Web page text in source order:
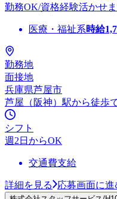
勤務OK/資格経験活かせ
医療・福祉系時給
勤務地
面接地
兵庫県芦屋市
芦屋（阪神）駅から徒歩
シフト
週2日からOK
交通費支給
詳細を見る 応募画面に進